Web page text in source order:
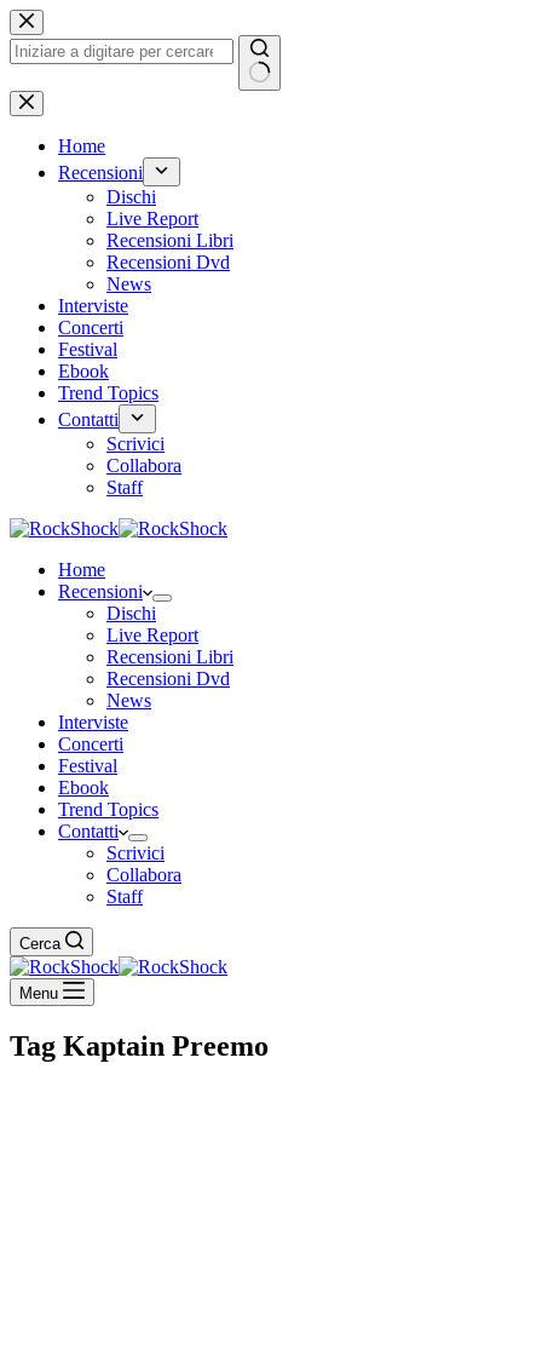
Salta
al
contenuto
Nessun
risultato
Home
Recensioni
Dischi
Live Report
Recensioni Libri
Recensioni Dvd
News
Interviste
Concerti
Festival
Ebook
Trend Topics
Contatti
Scrivici
Collabora
Staff
Home
Recensioni
Dischi
Live Report
Recensioni Libri
Recensioni Dvd
News
Interviste
Concerti
Festival
Ebook
Trend Topics
Contatti
Scrivici
Collabora
Staff
Cerca
Menu
Tag Kaptain Preemo